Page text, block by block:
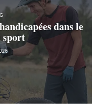
dans le
sport